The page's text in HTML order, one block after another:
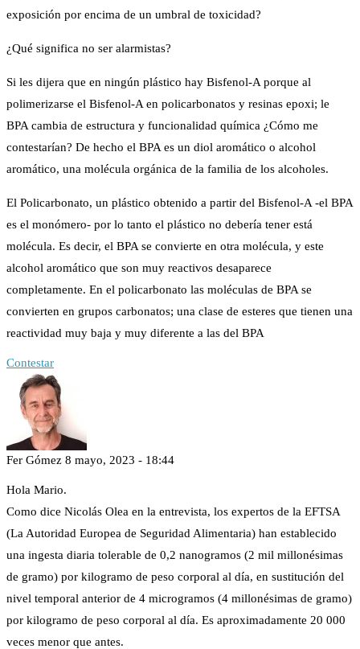
exposición por encima de un umbral de toxicidad?
¿Qué significa no ser alarmistas?
Si les dijera que en ningún plástico hay Bisfenol-A porque al
polimerizarse el Bisfenol-A en policarbonatos y resinas epoxi; le
BPA cambia de estructura y funcionalidad química ¿Cómo me
contestarían? De hecho el BPA es un diol aromático o alcohol
aromático, una molécula orgánica de la familia de los alcoholes.
El Policarbonato, un plástico obtenido a partir del Bisfenol-A -el BPA
es el monómero- por lo tanto el plástico no debería tener está
molécula. Es decir, el BPA se convierte en otra molécula, y este
alcohol aromático que son muy reactivos desaparece
completamente. En el policarbonato las moléculas de BPA se
convierten en grupos carbonatos; una clase de esteres que tienen una
reactividad muy baja y muy diferente a las del BPA
Contestar
Fer Gómez 8 mayo, 2023 - 18:44
Hola Mario.
Como dice Nicolás Olea en la entrevista, los expertos de la EFTSA
(La Autoridad Europea de Seguridad Alimentaria) han establecido
una ingesta diaria tolerable de 0,2 nanogramos (2 mil millonésimas
de gramo) por kilogramo de peso corporal al día, en sustitución del
nivel temporal anterior de 4 microgramos (4 millonésimas de gramo)
por kilogramo de peso corporal al día. Es aproximadamente 20 000
veces menor que antes.